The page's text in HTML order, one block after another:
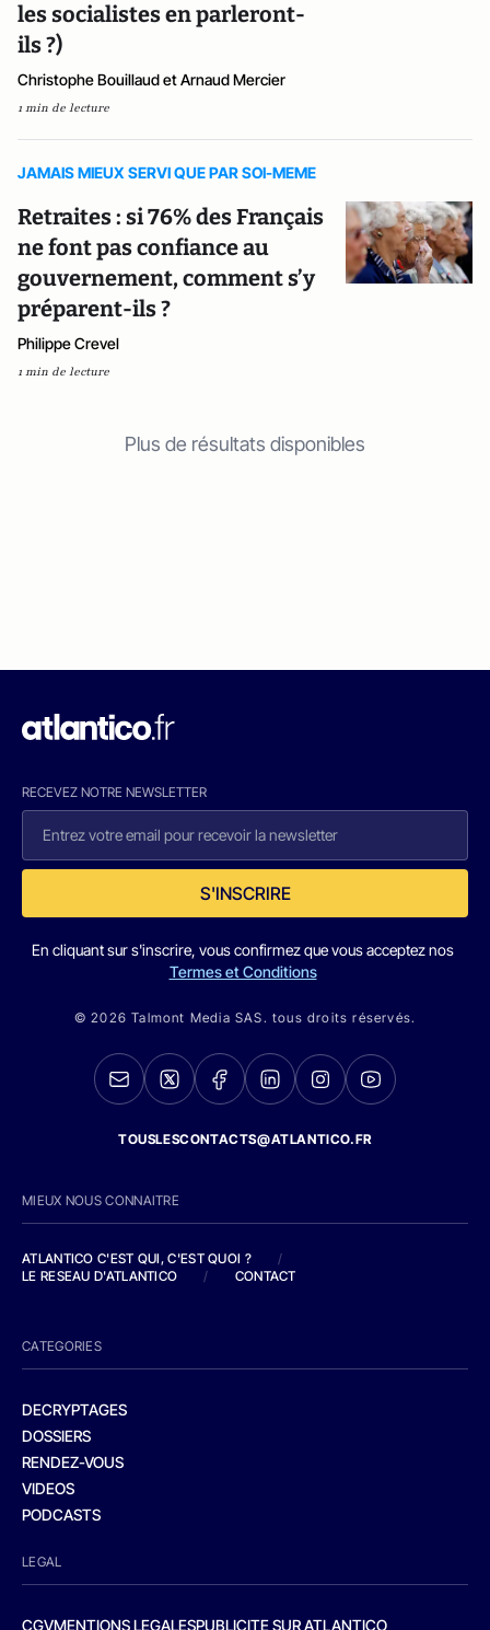
les socialistes en parleront-
ils ?)
Christophe Bouillaud et Arnaud Mercier
1 min de lecture
JAMAIS MIEUX SERVI QUE PAR SOI-MEME
Retraites : si 76% des Français
ne font pas confiance au
gouvernement, comment s’y
préparent-ils ?
Philippe Crevel
1 min de lecture
Plus de résultats disponibles
RECEVEZ NOTRE NEWSLETTER
S'INSCRIRE
En cliquant sur s'inscrire, vous confirmez que vous acceptez nos
Termes et Conditions
© 2026 Talmont Media SAS. tous droits réservés.
TOUSLESCONTACTS@ATLANTICO.FR
MIEUX NOUS CONNAITRE
ATLANTICO C'EST QUI, C'EST QUOI ?
/
LE RESEAU D'ATLANTICO
/ CONTACT
CATEGORIES
DECRYPTAGES
DOSSIERS
RENDEZ-VOUS
VIDEOS
PODCASTS
LEGAL
CGVMENTIONS LEGALESPUBLICITE SUR ATLANTICO